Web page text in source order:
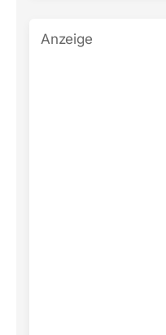
Anzeige